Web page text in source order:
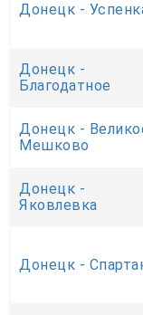
Донецк -
Донецк -
Благодатное
Донецк -
Мешково
Донецк -
Яковлевка
Донецк -